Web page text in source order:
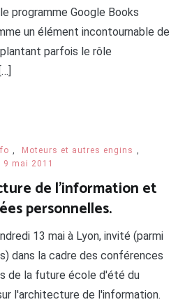
programme Google Books
un élément incontournable de
parfois le rôle
Moteurs et autres engins
9 mai 2011
de l’information et
personnelles.
13 mai à Lyon, invité (parmi
dans la cadre des conférences
de la future école d'été du
l'architecture de l'information.